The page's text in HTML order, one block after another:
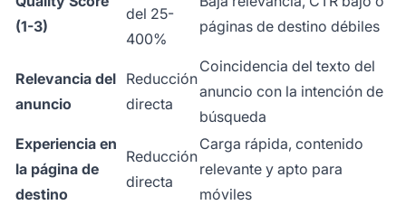
(1-3)
del 25-
400%
páginas de destino débiles
Relevancia del
anuncio
Reducción
directa
Coincidencia del texto del
anuncio con la intención de
búsqueda
Experiencia en
la página de
destino
Reducción
directa
Carga rápida, contenido
relevante y apto para
móviles